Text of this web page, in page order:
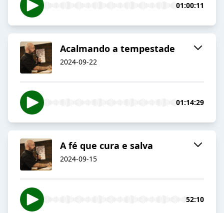
01:00:11
Acalmando a tempestade
2024-09-22
01:14:29
A fé que cura e salva
2024-09-15
52:10